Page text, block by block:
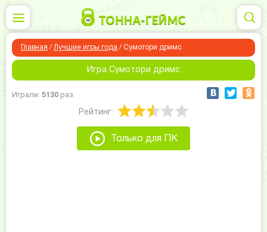
Главная / Лучшие игры года / Сумотори дримс
Игра Сумотори дримс
Играли: 5130 раз
Рейтинг:
Только для ПК